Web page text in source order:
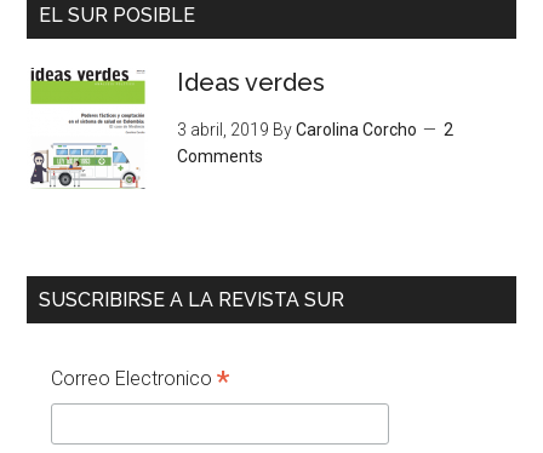
EL SUR POSIBLE
Ideas verdes
3 abril, 2019 ByCarolina Corcho
2
Comments
SUSCRIBIRSE A LA REVISTA SUR
Correo Electronico*